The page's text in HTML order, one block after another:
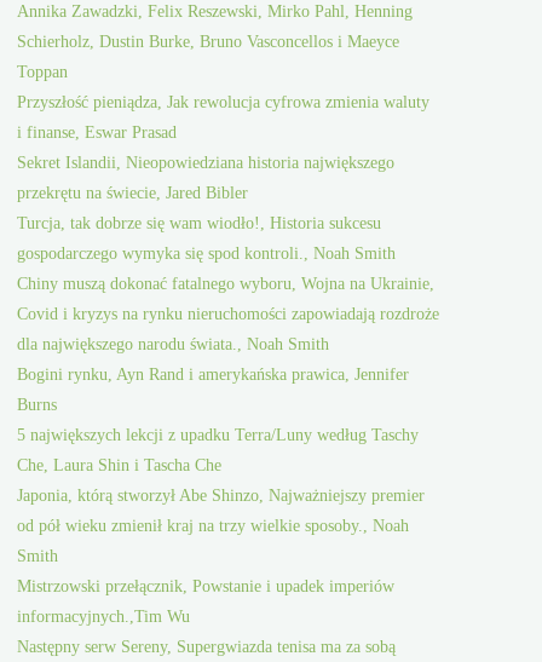
Annika Zawadzki, Felix Reszewski, Mirko Pahl, Henning
Schierholz, Dustin Burke, Bruno Vasconcellos i Maeyce
Toppan
Przyszłość pieniądza, Jak rewolucja cyfrowa zmienia waluty
i finanse, Eswar Prasad
Sekret Islandii, Nieopowiedziana historia największego
przekrętu na świecie, Jared Bibler
Turcja, tak dobrze się wam wiodło!, Historia sukcesu
gospodarczego wymyka się spod kontroli., Noah Smith
Chiny muszą dokonać fatalnego wyboru, Wojna na Ukrainie,
Covid i kryzys na rynku nieruchomości zapowiadają rozdroże
dla największego narodu świata., Noah Smith
Bogini rynku, Ayn Rand i amerykańska prawica, Jennifer
Burns
5 największych lekcji z upadku Terra/Luny według Taschy
Che, Laura Shin i Tascha Che
Japonia, którą stworzył Abe Shinzo, Najważniejszy premier
od pół wieku zmienił kraj na trzy wielkie sposoby., Noah
Smith
Mistrzowski przełącznik, Powstanie i upadek imperiów
informacyjnych.,Tim Wu
Następny serw Sereny, Supergwiazda tenisa ma za sobą